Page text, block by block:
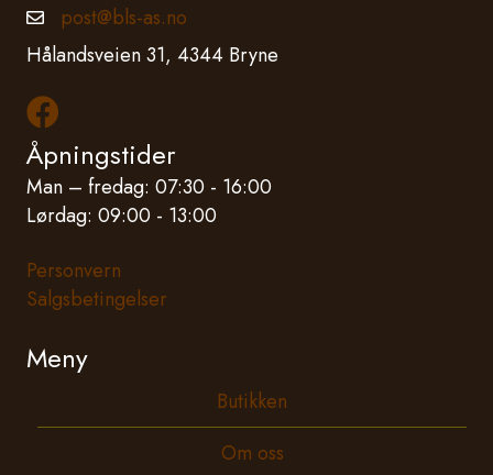
Epostadresse
post@bls-as.no
Hålandsveien 31, 4344 Bryne
Les mer om oss på Facebook
Åpningstider
Man – fredag: 07:30 - 16:00
Lørdag: 09:00 - 13:00
Personvern
Salgsbetingelser
Meny
Butikken
Om oss